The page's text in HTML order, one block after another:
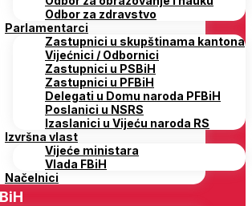
Odbor za zdravstvo
Parlamentarci
Zastupnici u skupštinama kantona
Vijećnici / Odbornici
Zastupnici u PSBiH
Zastupnici u PFBiH
Delegati u Domu naroda PFBiH
Poslanici u NSRS
Izaslanici u Vijeću naroda RS
Izvršna vlast
Vijeće ministara
Vlada FBiH
Načelnici